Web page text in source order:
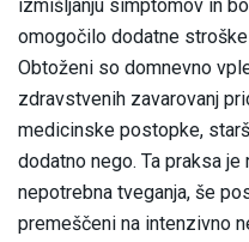
izmišljanju simptomov in
omogočilo dodatne
Obtoženi so domnevno
zdravstvenih zavarovanj
medicinske postopke,
dodatno nego. Ta praksa
nepotrebna tveganja, še
premeščeni na intenzivno